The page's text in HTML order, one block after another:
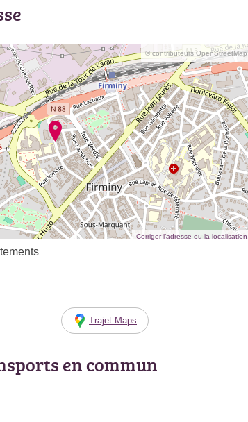
© contributeurs OpenStreetMap
Corriger l’adresse ou la localisation
Trajet Maps
en commun